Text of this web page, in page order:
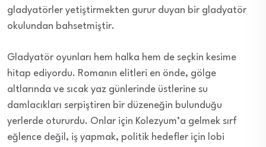
gladyatörler yetiştirmekten gurur duyan bir gladyatör
okulundan bahsetmiştir.
Gladyatör oyunları hem halka hem de seçkin kesime
hitap ediyordu. Romanın elitleri en önde, gölge
altlarında ve sıcak yaz günlerinde üstlerine su
damlacıkları serpiştiren bir düzeneğin bulunduğu
yerlerde otururdu. Onlar için Kolezyum’a gelmek sırf
eğlence değil, iş yapmak, politik hedefler için lobi